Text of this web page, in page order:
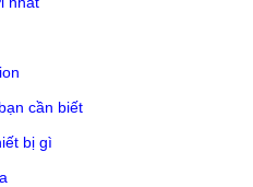
cần biết
bị gì